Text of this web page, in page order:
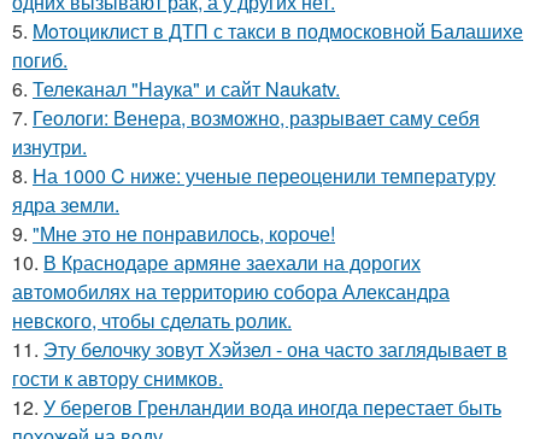
5. Moтоциклист в ДТП с такси в подмосковной Балашихе
погиб.
6. Телеканал "Наука" и сайт Naukatv.
7. Геологи: Венера, возможно, разрывает саму себя
изнутри.
8. На 1000 C ниже: ученые переоценили температуру
ядра земли.
9. "Мне это не понравилось, короче!
10. В Краснодаре армяне заехали на дорогих
автомобилях на территорию собора Александра
невского, чтобы сделать ролик.
11. Эту белочку зовут Хэйзел - она часто заглядывает в
гости к автору снимков.
12. У берегов Гренландии вода иногда перестает быть